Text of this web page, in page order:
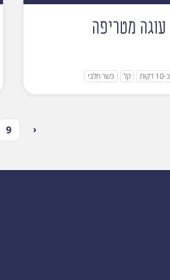
עוגה מטריפה
כ-10 דקות קל כשר חלבי
9 ‹